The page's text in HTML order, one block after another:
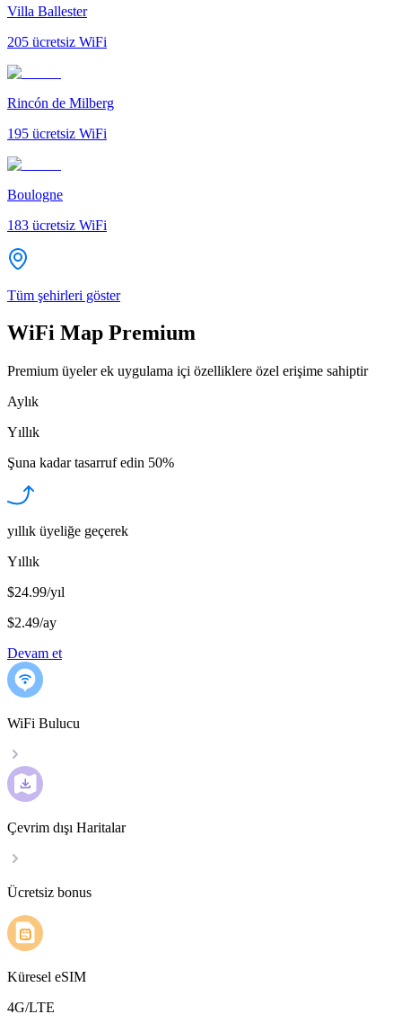
Villa Ballester
205 ücretsiz WiFi
Rincón de Milberg
195 ücretsiz WiFi
Boulogne
183 ücretsiz WiFi
Tüm şehirleri göster
WiFi Map Premium
Premium üyeler ek uygulama içi özelliklere özel erişime sahiptir
Aylık
Yıllık
Şuna kadar tasarruf edin 50%
yıllık üyeliğe geçerek
Yıllık
$24.99/yıl
$2.49/ay
Devam et
WiFi Bulucu
Çevrim dışı Haritalar
Ücretsiz bonus
Küresel eSIM
4G/LTE